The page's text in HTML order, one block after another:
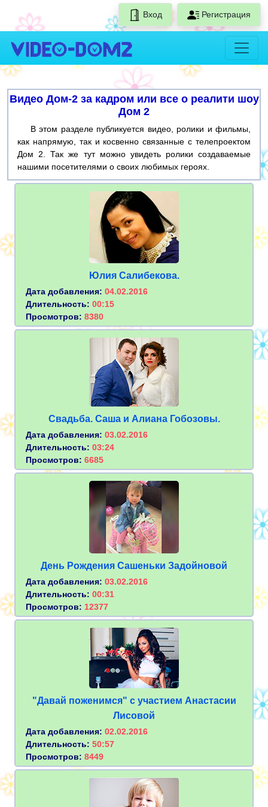
Вход Регистрация
Видео Дом-2 за кадром или все о реалити шоу
Дом 2
В этом разделе публикуется видео, ролики и фильмы,
как напрямую, так и косвенно связанные с телепроектом
Дом 2. Так же тут можно увидеть ролики создаваемые
нашими посетителями о своих любимых героях.
Юлия Салибекова.
Дата добавления: 04.02.2016
Длительность: 00:15
Просмотров: 8380
Свадьба. Саша и Алиана Гобозовы.
Дата добавления: 03.02.2016
Длительность: 03:24
Просмотров: 6685
День Рождения Сашеньки Задойновой
Дата добавления: 03.02.2016
Длительность: 00:31
Просмотров: 12377
"Давай поженимся" с участием Анастасии
Лисовой
Дата добавления: 02.02.2016
Длительность: 50:57
Просмотров: 8449